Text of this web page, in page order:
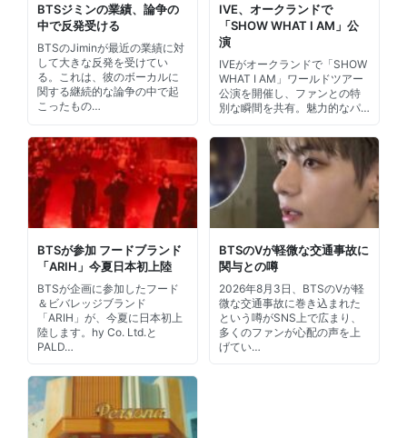
BTSジミンの業績、論争の
中で反発受ける
BTSのJiminが最近の業績に対
して大きな反発を受けてい
る。これは、彼のボーカルに
関する継続的な論争の中で起
こったもの…
IVE、オークランドで
「SHOW WHAT I AM」公
演
IVEがオークランドで「SHOW
WHAT I AM」ワールドツアー
公演を開催し、ファンとの特
別な瞬間を共有。魅力的なパ…
BTSが参加 フードブランド
「ARIH」今夏日本初上陸
BTSが企画に参加したフード
＆ビバレッジブランド
「ARIH」が、今夏に日本初上
陸します。hy Co. Ltd.と
PALD…
BTSのVが軽微な交通事故に
関与との噂
2026年8月3日、BTSのVが軽
微な交通事故に巻き込まれた
という噂がSNS上で広まり、
多くのファンが心配の声を上
げてい…